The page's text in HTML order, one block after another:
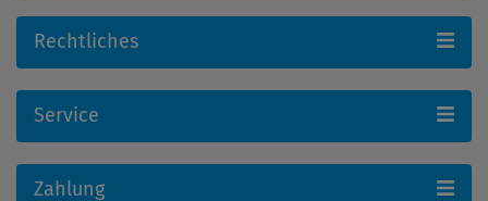
Rechtliches
Service
Zahlung